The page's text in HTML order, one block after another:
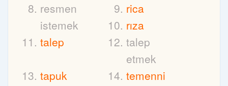
resmen
istemek
rica
rıza
talep
talep
etmek
tapuk
temenni